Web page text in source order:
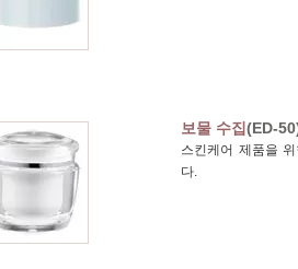
보물 수집(ED-
스킨케어 제품을
다.